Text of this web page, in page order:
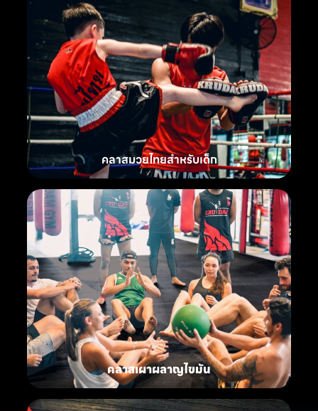
คลาสมวยไทยสำหรับเด็ก
คลาสเผาผลาญไขมัน